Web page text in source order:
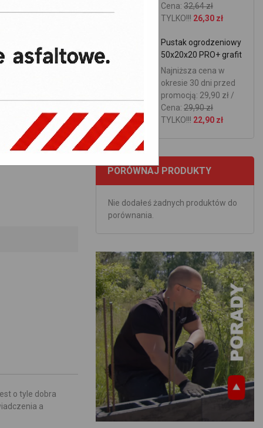
o tyle dobra
a
Cena: 32,64 zł
TYLKO!!! 26,30 zł
Pustak ogrodzeniowy
50x20x20 PRO+ grafit
Najniższa cena w
okresie 30 dni przed
promocją: 29,90 zł /
Cena: 29,90 zł
TYLKO!!! 22,90 zł
PORÓWNAJ PRODUKTY
Nie dodałeś żadnych produktów do
porównania.